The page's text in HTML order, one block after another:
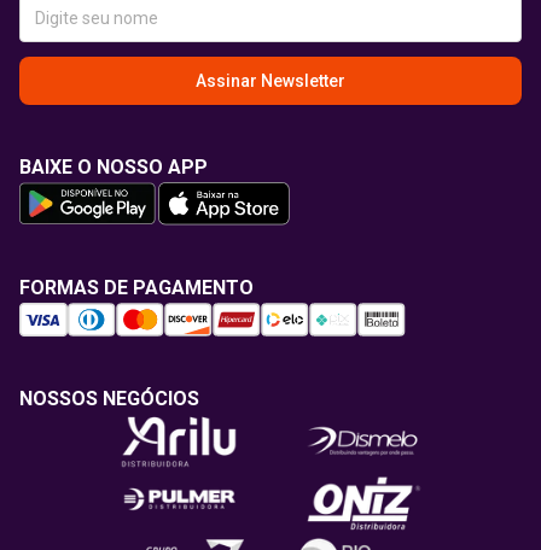
Assinar Newsletter
BAIXE O NOSSO APP
FORMAS DE PAGAMENTO
NOSSOS NEGÓCIOS